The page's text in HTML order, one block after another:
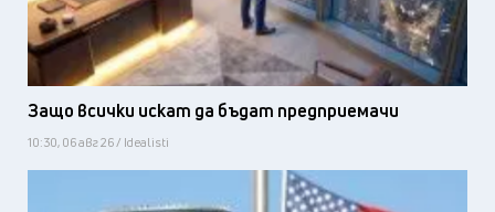
Защо всички искат да бъдат предприемачи
10:30, 06 авг 26 / Idealisti